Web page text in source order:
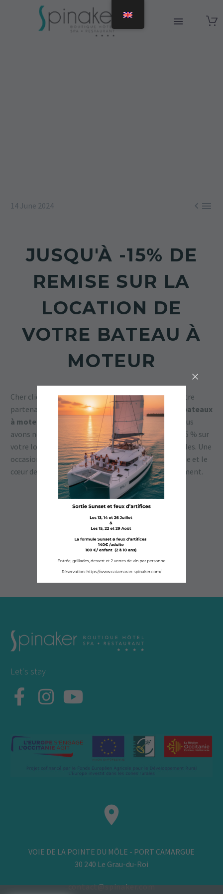

14 June 2024
JUSQU'À -15% DE
REMISE SUR LA
LOCATION DE
VOTRE BATEAU À
MOTEUR
Cher client de l’hôtel, nous vous proposons avec notre
partenaire Rivage – Port Camargue la location de bateaux
à moteur directement sur notre ponton privé
. Nous
avons négocié pour vous, une remise de 10% ou de 15 % sur
votre location : 8 modèles de bateaux sont disponibles. Une
occasion de découvrir les baies de la Petite Camargue et le
cœur de notre belle mer Méditerranéenne différemment.
CONDITIONS ET OFFRES
Let's stay
VOIE DE LA POINTE DU MÔLE - PORT CAMARGUE
30 240 Le Grau-du-Roi
contact@spinaker.com